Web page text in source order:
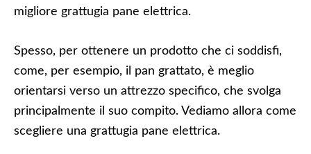
migliore grattugia pane elettrica.
Spesso, per ottenere un prodotto che ci soddisfi,
come, per esempio, il pan grattato, è meglio
orientarsi verso un attrezzo specifico, che svolga
principalmente il suo compito. Vediamo allora come
scegliere una grattugia pane elettrica.